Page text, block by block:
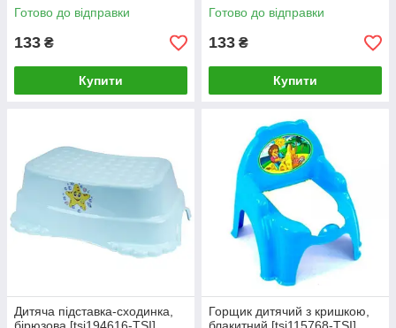
Готово до відправки
133 ₴
Купити
Готово до відправки
133 ₴
Купити
Дитяча підставка-сходинка,
Горщик дитячий з кришкою,